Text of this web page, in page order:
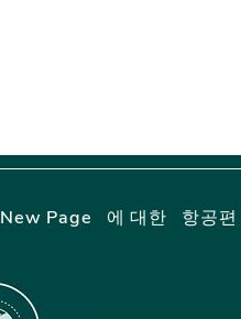
New Page 에 대한 항공편